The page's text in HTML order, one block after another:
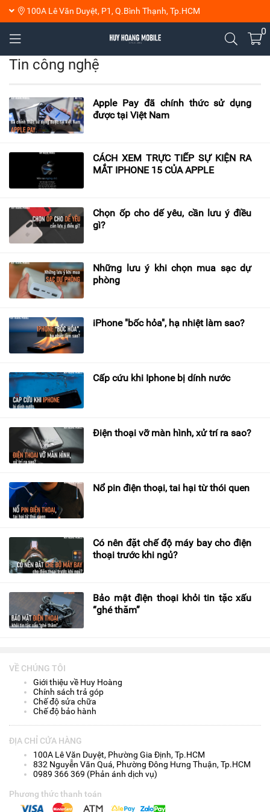
100A Lê Văn Duyệt, P1, Q.Bình Thạnh, Tp.HCM
0
Tin công nghệ
Apple Pay đã chính thức sử dụng
được tại Việt Nam
CÁCH XEM TRỰC TIẾP SỰ KIỆN RA
MẮT IPHONE 15 CỦA APPLE
Chọn ốp cho dế yêu, cần lưu ý điều
gì?
Những lưu ý khi chọn mua sạc dự
phòng
iPhone "bốc hỏa", hạ nhiệt làm sao?
Cấp cứu khi Iphone bị dính nước
Điện thoại vỡ màn hình, xử trí ra sao?
Nổ pin điện thoại, tai hại từ thói quen
Có nên đặt chế độ máy bay cho điện
thoại trước khi ngủ?
Bảo mật điện thoại khỏi tin tặc xấu
“ghé thăm”
VỀ CHÚNG TÔI
Giới thiệu về Huy Hoàng
Chính sách trả góp
Chế độ sửa chữa
Chế độ bảo hành
ĐỊA CHỈ CỬA HÀNG
100A Lê Văn Duyệt, Phường Gia Định, Tp.HCM
832 Nguyễn Văn Quá, Phường Đông Hưng Thuận, Tp.HCM
0989 366 369 (Phản ánh dịch vụ)
Phương thức thanh toán